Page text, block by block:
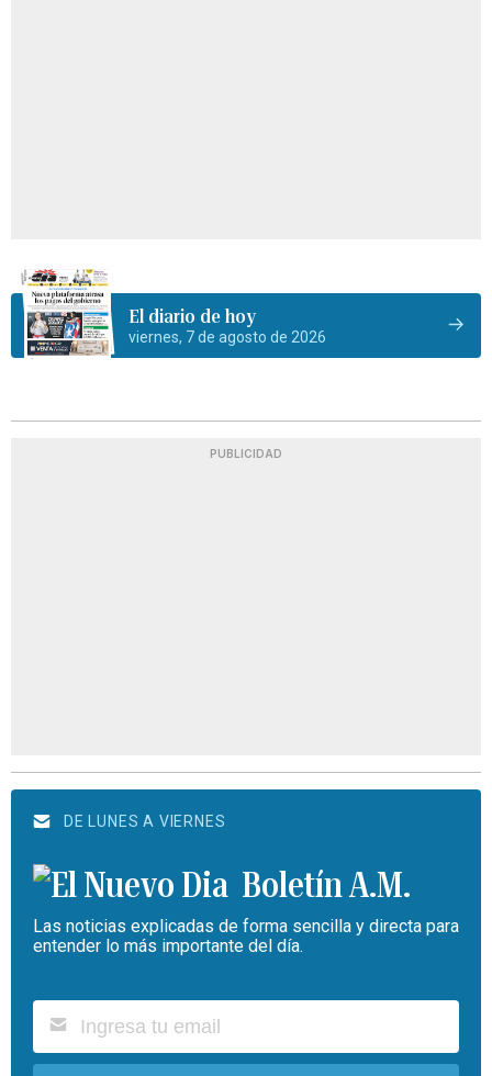
El diario de hoy
viernes, 7 de agosto de 2026
PUBLICIDAD
DE LUNES A VIERNES
Boletín A.M.
Las noticias explicadas de forma sencilla y directa para
entender lo más importante del día.